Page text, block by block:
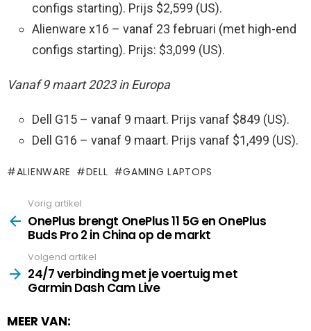
configs starting). Prijs $2,599 (US).
Alienware x16 – vanaf 23 februari (met high-end
configs starting). Prijs: $3,099 (US).
Vanaf 9 maart 2023 in Europa
Dell G15 – vanaf 9 maart. Prijs vanaf $849 (US).
Dell G16 – vanaf 9 maart. Prijs vanaf $1,499 (US).
ALIENWARE DELL GAMING LAPTOPS
more
Vorig artikel
OnePlus brengt OnePlus 11 5G en OnePlus
Buds Pro 2 in China op de markt
Volgend artikel
24/7 verbinding met je voertuig met
Garmin Dash Cam Live
MEER VAN: